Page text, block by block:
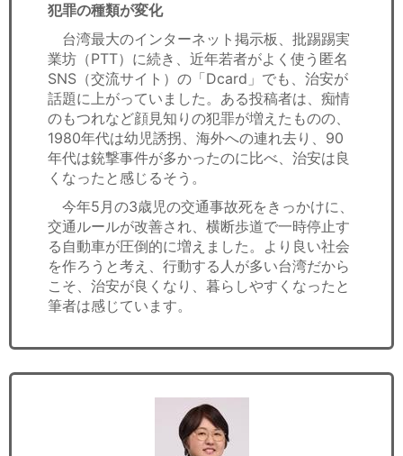
犯罪の種類が変化
台湾最大のインターネット掲示板、批踢踢実
業坊（PTT）に続き、近年若者がよく使う匿名
SNS（交流サイト）の「Dcard」でも、治安が
話題に上がっていました。ある投稿者は、痴情
のもつれなど顔見知りの犯罪が増えたものの、
1980年代は幼児誘拐、海外への連れ去り、90
年代は銃撃事件が多かったのに比べ、治安は良
くなったと感じるそう。
今年5月の3歳児の交通事故死をきっかけに、
交通ルールが改善され、横断歩道で一時停止す
る自動車が圧倒的に増えました。より良い社会
を作ろうと考え、行動する人が多い台湾だから
こそ、治安が良くなり、暮らしやすくなったと
筆者は感じています。